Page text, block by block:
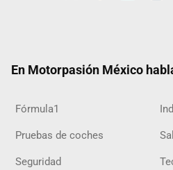
En Motorpasión México
Fórmula1
Pruebas de coches
Seguridad